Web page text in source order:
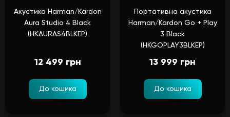
Акустика Harman/Kardon
Aura Studio 4 Black
(HKAURAS4BLKEP)
12 499 грн
До кошика
Портативна акустика
Harman/Kardon Go + Play
3 Black
(HKGOPLAY3BLKEP)
13 999 грн
До кошика